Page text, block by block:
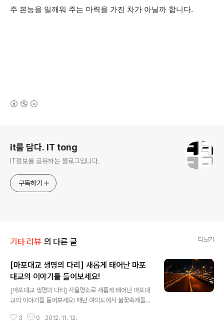
주 본능을 일깨워 주는 마력을 가진 차가 아닐까 합니다.
it를 담다. IT tong
IT정보를 공유하는 블로그입니다.
구독하기
기타 리뷰 의 다른 글 더보기
[마포대교 생명의 다리] 새롭게 태어난 마포
대교의 이야기를 들어보세요!
[마포대교 생명의 다리] 서울명소로 새롭게 태어난 마포대
교의 이야기를 들어보세요! 매년 여의도에서 불꽃축제를
3 0 2012. 11. 12.